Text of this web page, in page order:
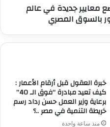
معايير جديدة في عالم
بالسوق المصري
خبرة العقول قبل أرقام الأعمار :
كيف تعيد مبادرة “فوق الـ 40”
برعاية وزير العمل حسن رداد رسم
خريطة التنمية في مصر ..؟
منذ ساعة واحدة